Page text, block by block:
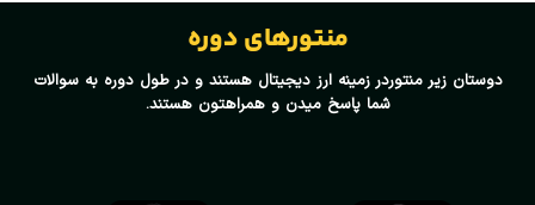
منتورهای دوره
دوستان زیر منتوردر زمینه ارز دیجیتال هستند و در طول دوره به سوالات
شما پاسخ میدن و همراهتون هستند.